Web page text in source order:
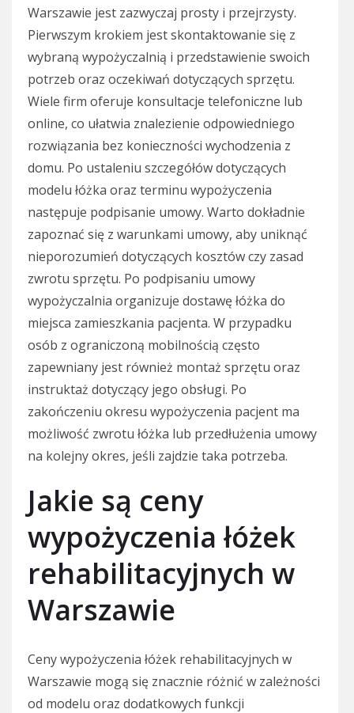
Warszawie jest zazwyczaj prosty i przejrzysty.
Pierwszym krokiem jest skontaktowanie się z
wybraną wypożyczalnią i przedstawienie swoich
potrzeb oraz oczekiwań dotyczących sprzętu.
Wiele firm oferuje konsultacje telefoniczne lub
online, co ułatwia znalezienie odpowiedniego
rozwiązania bez konieczności wychodzenia z
domu. Po ustaleniu szczegółów dotyczących
modelu łóżka oraz terminu wypożyczenia
następuje podpisanie umowy. Warto dokładnie
zapoznać się z warunkami umowy, aby uniknąć
nieporozumień dotyczących kosztów czy zasad
zwrotu sprzętu. Po podpisaniu umowy
wypożyczalnia organizuje dostawę łóżka do
miejsca zamieszkania pacjenta. W przypadku
osób z ograniczoną mobilnością często
zapewniany jest również montaż sprzętu oraz
instruktaż dotyczący jego obsługi. Po
zakończeniu okresu wypożyczenia pacjent ma
możliwość zwrotu łóżka lub przedłużenia umowy
na kolejny okres, jeśli zajdzie taka potrzeba.
Jakie są ceny
wypożyczenia łóżek
rehabilitacyjnych w
Warszawie
Ceny wypożyczenia łóżek rehabilitacyjnych w
Warszawie mogą się znacznie różnić w zależności
od modelu oraz dodatkowych funkcji